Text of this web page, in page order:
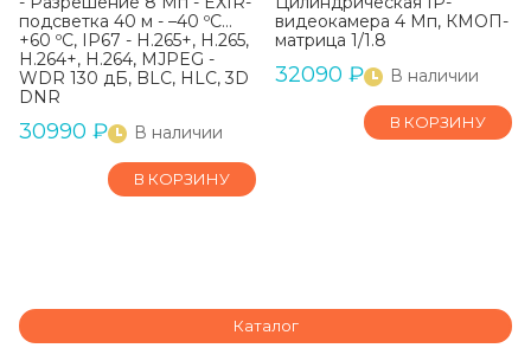
подсветка 40 м - –40 ºC…
+60 ºC, IP67 - H.265+, H.265,
H.264+, H.264, MJPEG -
WDR 130 дБ, BLC, HLC, 3D
DNR
30990 ₽ В наличии
В КОРЗИНУ
видеокамера 4 Мп, КМОП-
матрица 1/1.8
32090 ₽ В наличии
В КОРЗИНУ
Каталог